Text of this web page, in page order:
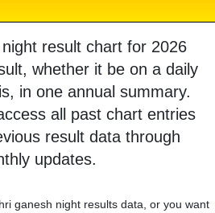
result chart for 2026
whether it be on a daily
in one annual summary.
all past chart entries
result data through
updates.
ganesh night results data, or you want